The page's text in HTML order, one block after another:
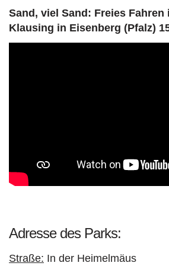
Sand, viel Sand: Freies
Klausing in Eisenberg (Pfalz)
Adresse des Parks:
Straße: In der Heimelmäus